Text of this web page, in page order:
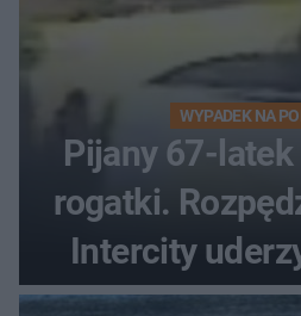
WYPADEK NA
Pijany 67-latek
rogatki.
Intercity